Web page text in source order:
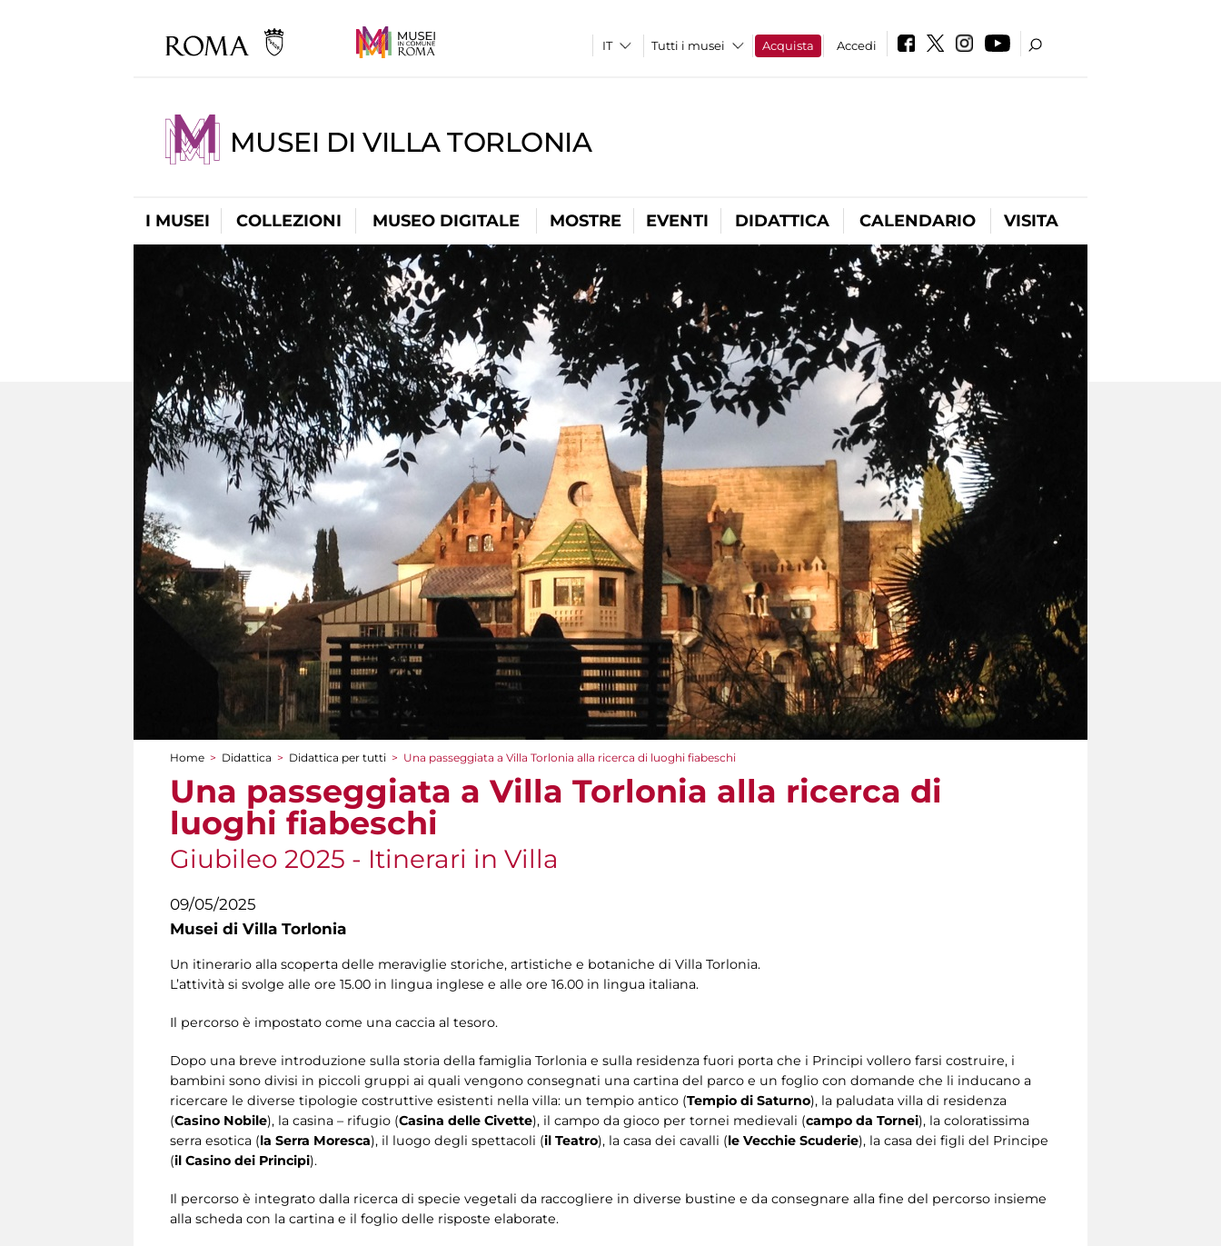
Tutti i musei Acquista Accedi
MUSEI DI VILLA TORLONIA
I MUSEI COLLEZIONI MUSEO DIGITALE MOSTRE EVENTI DIDATTICA CALENDARIO VISITA
Tu sei qui
Home > Didattica > Didattica per tutti > Una passeggiata a Villa Torlonia alla ricerca di luoghi fiabeschi
Una passeggiata a Villa Torlonia alla ricerca di
luoghi fiabeschi
Giubileo 2025 - Itinerari in Villa
09/05/2025
Musei di Villa Torlonia
Un itinerario alla scoperta delle meraviglie storiche, artistiche e botaniche di Villa Torlonia.
L’attività si svolge alle ore 15.00 in lingua inglese e alle ore 16.00 in lingua italiana.
Il percorso è impostato come una caccia al tesoro.
Dopo una breve introduzione sulla storia della famiglia Torlonia e sulla residenza fuori porta che i Principi vollero farsi costruire, i
bambini sono divisi in piccoli gruppi ai quali vengono consegnati una cartina del parco e un foglio con domande che li inducano a
ricercare le diverse tipologie costruttive esistenti nella villa: un tempio antico (Tempio di Saturno), la paludata villa di residenza
(Casino Nobile), la casina – rifugio (Casina delle Civette), il campo da gioco per tornei medievali (campo da Tornei), la coloratissima
serra esotica (la Serra Moresca), il luogo degli spettacoli (il Teatro), la casa dei cavalli (le Vecchie Scuderie), la casa dei figli del Principe
(il Casino dei Principi).
Il percorso è integrato dalla ricerca di specie vegetali da raccogliere in diverse bustine e da consegnare alla fine del percorso insieme
alla scheda con la cartina e il foglio delle risposte elaborate.